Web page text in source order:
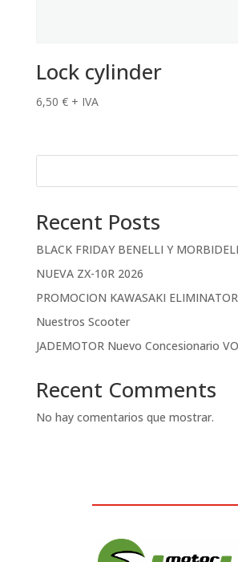
Lock cylinder
6,50 € + IVA
Recent Posts
BLACK FRIDAY BENELLI Y
NUEVA ZX-10R 2026
PROMOCION KAWASAKI
Nuestros Scooter
JADEMOTOR Nuevo Concesionario
Recent Comments
No hay comentarios que mostrar.